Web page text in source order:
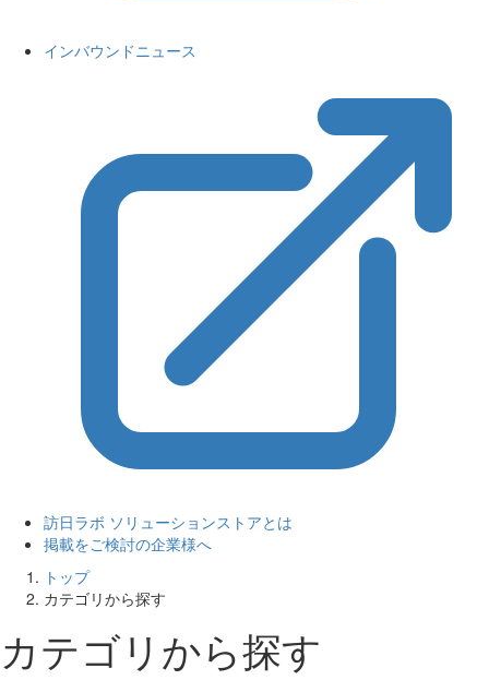
インバウンドニュース
訪日ラボ ソリューションストアとは
掲載をご検討の企業様へ
トップ
カテゴリから探す
カテゴリから探す